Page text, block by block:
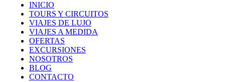
INICIO
TOURS Y CIRCUITOS
VIAJES DE LUJO
VIAJES A MEDIDA
OFERTAS
EXCURSIONES
NOSOTROS
BLOG
CONTACTO